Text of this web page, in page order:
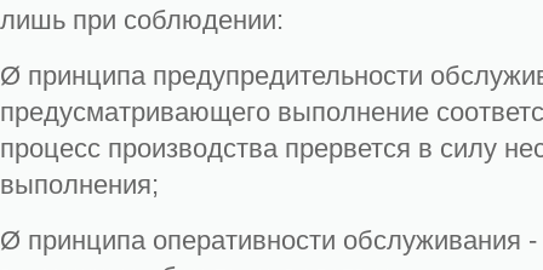
лишь при соблюдении:
Ø принципа предупредительности
предусматривающего выполнение
процесс производства прервется в силу
выполнения;
Ø принципа оперативности обслуживания